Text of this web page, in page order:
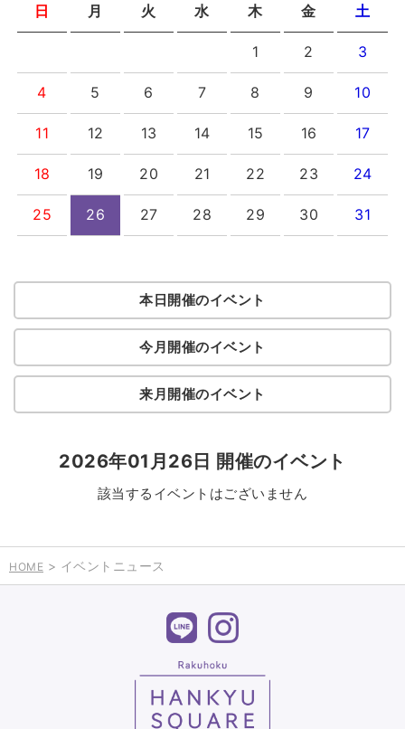
日 月 火 水 木 金 土
1 2 3
4 5 6 7 8 9 10
11 12 13 14 15 16 17
18 19 20 21 22 23 24
25 26 27 28 29 30 31
本日開催のイベント
今月開催のイベント
来月開催のイベント
2026年01月26日 開催のイベント
該当するイベントはございません
HOME > イベントニュース